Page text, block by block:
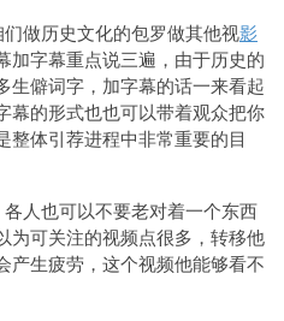
做历史文化的包罗做其他视影
加字幕重点说三遍，由于历史的
生僻词字，加字幕的话一来看起
幕的形式也也可以带着观众把你
整体引荐进程中非常重要的目
人也可以不要老对着一个东西
为可关注的视频点很多，转移他
产生疲劳，这个视频他能够看不